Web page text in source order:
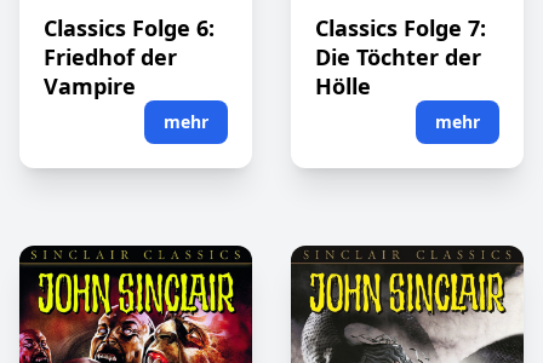
Classics Folge 6:
Friedhof der
Vampire
mehr
Classics Folge 7:
Die Töchter der
Hölle
mehr